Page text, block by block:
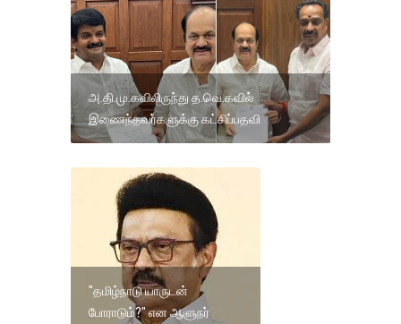
அ.தி.மு.கவிலிருந்து த.வெ.கவில்
இணைந்தவர்களுக்கு கட்சிப்பதவி
"தமிழ்நாடு யாருடன்
போராடும்?" என ஆளுநர்